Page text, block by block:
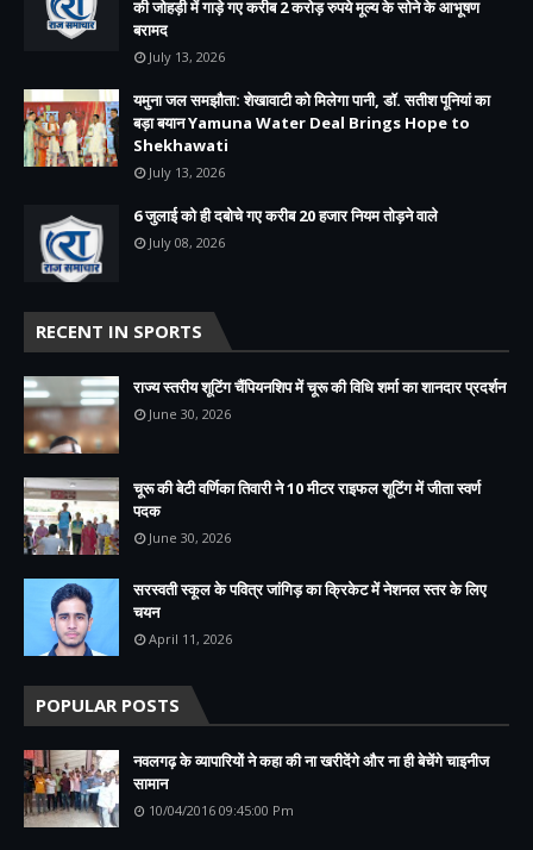
की जोहड़ी में गाड़े गए करीब 2 करोड़ रुपये मूल्य के सोने के आभूषण
बरामद
July 13, 2026
यमुना जल समझौता: शेखावाटी को मिलेगा पानी, डॉ. सतीश पूनियां का
बड़ा बयान Yamuna Water Deal Brings Hope to
Shekhawati
July 13, 2026
6 जुलाई को ही दबोचे गए करीब 20 हजार नियम तोड़ने वाले
July 08, 2026
RECENT IN SPORTS
राज्य स्तरीय शूटिंग चैंपियनशिप में चूरू की विधि शर्मा का शानदार प्रदर्शन
June 30, 2026
चूरू की बेटी वर्णिका तिवारी ने 10 मीटर राइफल शूटिंग में जीता स्वर्ण
पदक
June 30, 2026
सरस्वती स्कूल के पवित्र जांगिड़ का क्रिकेट में नेशनल स्तर के लिए
चयन
April 11, 2026
POPULAR POSTS
नवलगढ़ के व्यापारियों ने कहा की ना खरीदेंगे और ना ही बेचेंगे चाइनीज
सामान
10/04/2016 09:45:00 Pm